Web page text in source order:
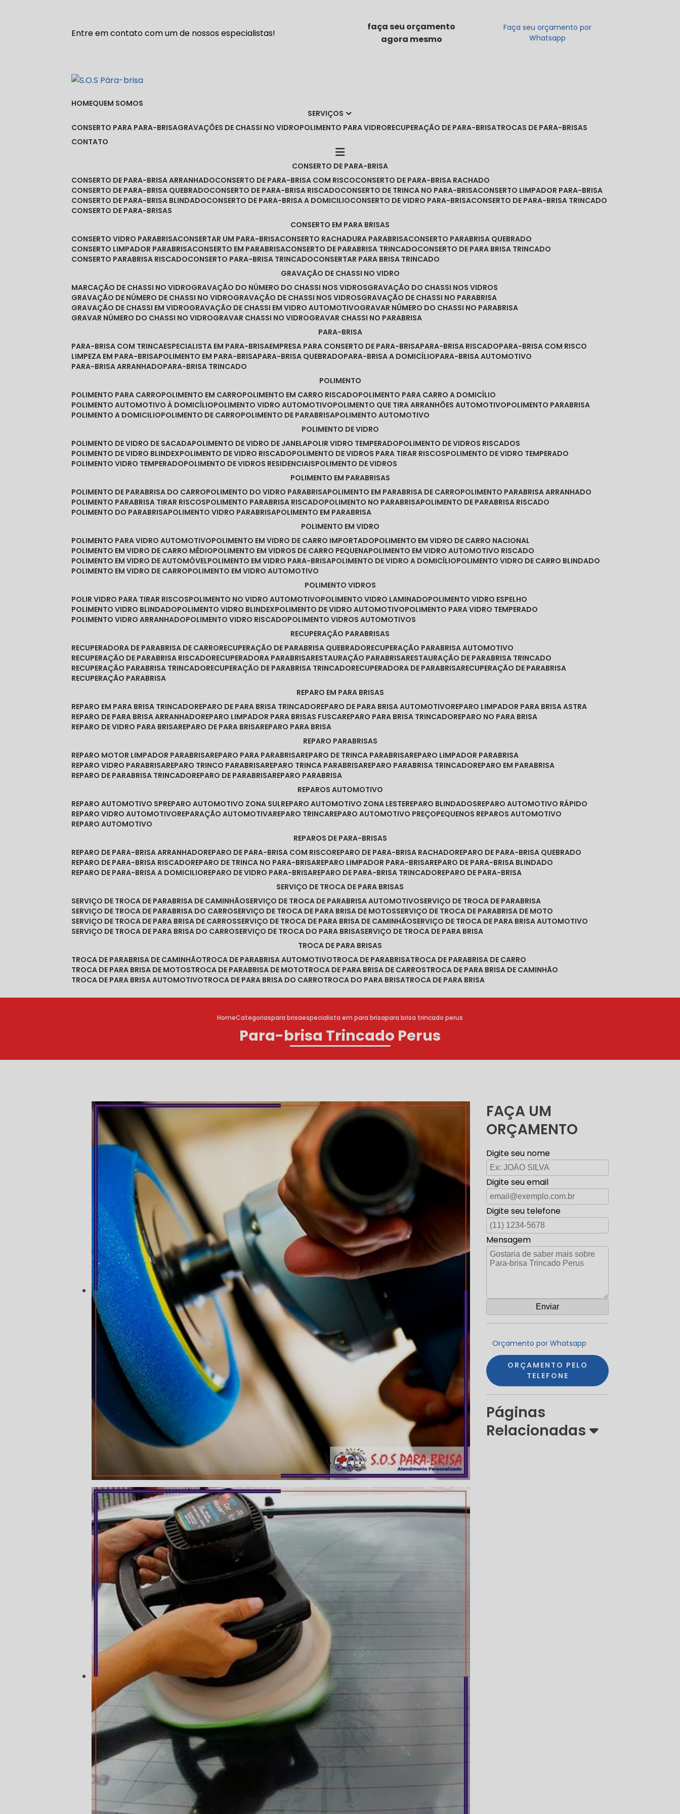
Entre em contato com um de nossos especialistas!
faça seu orçamento
agora mesmo
Faça seu orçamento por
Whatsapp
HOME
QUEM SOMOS
SERVIÇOS
CONSERTO PARA PARA-BRISA
GRAVAÇÕES DE CHASSI NO VIDRO POLIMENTO PARA VIDRO RECUPERAÇÃO DE PARA-BRISA TROCAS DE PARA-BRISAS
CONTATO
CONSERTO DE PARA-BRISA
CONSERTO DE PARA-BRISA ARRANHADO
CONSERTO DE PARA-BRISA COM RISCO
CONSERTO DE PARA-BRISA RACHADO
CONSERTO DE PARA-BRISA QUEBRADO
CONSERTO DE PARA-BRISA RISCADO CONSERTO DE TRINCA NO PARA-BRISA CONSERTO LIMPADOR PARA-BRISA
CONSERTO DE PARA-BRISA BLINDADO
CONSERTO DE PARA-BRISA A DOMICILIO CONSERTO DE VIDRO PARA-BRISA CONSERTO DE PARA-BRISA TRINCADO
CONSERTO DE PARA-BRISAS
CONSERTO EM PARA BRISAS
CONSERTO VIDRO PARABRISA CONSERTAR UM PARA-BRISA CONSERTO RACHADURA PARABRISA CONSERTO PARABRISA QUEBRADO
CONSERTO LIMPADOR PARABRISA CONSERTO EM PARABRISA CONSERTO DE PARABRISA TRINCADO
CONSERTO DE PARA BRISA TRINCADO
CONSERTO PARABRISA RISCADO
CONSERTO PARA-BRISA TRINCADO
CONSERTAR PARA BRISA TRINCADO
GRAVAÇÃO DE CHASSI NO VIDRO
MARCAÇÃO DE CHASSI NO VIDRO
GRAVAÇÃO DO NÚMERO DO CHASSI NOS VIDROS
GRAVAÇÃO DO CHASSI NOS VIDROS
GRAVAÇÃO DE NÚMERO DE CHASSI NO VIDRO
GRAVAÇÃO DE CHASSI NOS VIDROS
GRAVAÇÃO DE CHASSI NO PARABRISA
GRAVAÇÃO DE CHASSI EM VIDRO
GRAVAÇÃO DE CHASSI EM VIDRO AUTOMOTIVO
GRAVAR NÚMERO DO CHASSI NO PARABRISA
GRAVAR NÚMERO DO CHASSI NO VIDRO
GRAVAR CHASSI NO VIDRO
GRAVAR CHASSI NO PARABRISA
PARA-BRISA
PARA-BRISA COM TRINCA ESPECIALISTA EM PARA-BRISA EMPRESA PARA CONSERTO DE PARA-BRISA PARA-BRISA RISCADO PARA-BRISA COM RISCO
LIMPEZA EM PARA-BRISA POLIMENTO EM PARA-BRISA PARA-BRISA QUEBRADO PARA-BRISA A DOMICÍLIO PARA-BRISA AUTOMOTIVO
PARA-BRISA ARRANHADO PARA-BRISA TRINCADO
POLIMENTO
POLIMENTO PARA CARRO POLIMENTO EM CARRO POLIMENTO EM CARRO RISCADO POLIMENTO PARA CARRO A DOMICÍLIO
POLIMENTO AUTOMOTIVO À DOMICÍLIO POLIMENTO VIDRO AUTOMOTIVO POLIMENTO QUE TIRA ARRANHÕES AUTOMOTIVO POLIMENTO PARABRISA
POLIMENTO A DOMICILIO POLIMENTO DE CARRO POLIMENTO DE PARABRISA POLIMENTO AUTOMOTIVO
POLIMENTO DE VIDRO
POLIMENTO DE VIDRO DE SACADA POLIMENTO DE VIDRO DE JANELA POLIR VIDRO TEMPERADO POLIMENTO DE VIDROS RISCADOS
POLIMENTO DE VIDRO BLINDEX POLIMENTO DE VIDRO RISCADO POLIMENTO DE VIDROS PARA TIRAR RISCOS POLIMENTO DE VIDRO TEMPERADO
POLIMENTO VIDRO TEMPERADO POLIMENTO DE VIDROS RESIDENCIAIS POLIMENTO DE VIDROS
POLIMENTO EM PARABRISAS
POLIMENTO DE PARABRISA DO CARRO POLIMENTO DO VIDRO PARABRISA POLIMENTO EM PARABRISA DE CARRO POLIMENTO PARABRISA ARRANHADO
POLIMENTO PARABRISA TIRAR RISCOS POLIMENTO PARABRISA RISCADO POLIMENTO NO PARABRISA POLIMENTO DE PARABRISA RISCADO
POLIMENTO DO PARABRISA POLIMENTO VIDRO PARABRISA POLIMENTO EM PARABRISA
POLIMENTO EM VIDRO
POLIMENTO PARA VIDRO AUTOMOTIVO POLIMENTO EM VIDRO DE CARRO IMPORTADO POLIMENTO EM VIDRO DE CARRO NACIONAL
POLIMENTO EM VIDRO DE CARRO MÉDIO POLIMENTO EM VIDROS DE CARRO PEQUENA POLIMENTO EM VIDRO AUTOMOTIVO RISCADO
POLIMENTO EM VIDRO DE AUTOMÓVEL POLIMENTO EM VIDRO PARA-BRISA POLIMENTO DE VIDRO A DOMICÍLIO POLIMENTO VIDRO DE CARRO BLINDADO
POLIMENTO EM VIDRO DE CARRO POLIMENTO EM VIDRO AUTOMOTIVO
POLIMENTO VIDROS
POLIR VIDRO PARA TIRAR RISCOS POLIMENTO NO VIDRO AUTOMOTIVO POLIMENTO VIDRO LAMINADO POLIMENTO VIDRO ESPELHO
POLIMENTO VIDRO BLINDADO POLIMENTO VIDRO BLINDEX POLIMENTO DE VIDRO AUTOMOTIVO POLIMENTO PARA VIDRO TEMPERADO
POLIMENTO VIDRO ARRANHADO POLIMENTO VIDRO RISCADO POLIMENTO VIDROS AUTOMOTIVOS
RECUPERAÇÃO PARABRISAS
RECUPERADORA DE PARABRISA DE CARRO RECUPERAÇÃO DE PARABRISA QUEBRADO RECUPERAÇÃO PARABRISA AUTOMOTIVO
RECUPERAÇÃO DE PARABRISA RISCADO RECUPERADORA PARABRISA RESTAURAÇÃO PARABRISA RESTAURAÇÃO DE PARABRISA TRINCADO
RECUPERAÇÃO PARABRISA TRINCADO RECUPERAÇÃO DE PARABRISA TRINCADO RECUPERADORA DE PARABRISA RECUPERAÇÃO DE PARABRISA
RECUPERAÇÃO PARABRISA
REPARO EM PARA BRISAS
REPARO EM PARA BRISA TRINCADO REPARO DE PARA BRISA TRINCADO REPARO DE PARA BRISA AUTOMOTIVO REPARO LIMPADOR PARA BRISA ASTRA
REPARO DE PARA BRISA ARRANHADO REPARO LIMPADOR PARA BRISAS FUSCA REPARO PARA BRISA TRINCADO REPARO NO PARA BRISA
REPARO DE VIDRO PARA BRISA REPARO DE PARA BRISA REPARO PARA BRISA
REPARO PARABRISAS
REPARO MOTOR LIMPADOR PARABRISA REPARO PARA PARABRISA REPARO DE TRINCA PARABRISA REPARO LIMPADOR PARABRISA
REPARO VIDRO PARABRISA REPARO TRINCO PARABRISA REPARO TRINCA PARABRISA REPARO PARABRISA TRINCADO REPARO EM PARABRISA
REPARO DE PARABRISA TRINCADO REPARO DE PARABRISA REPARO PARABRISA
REPAROS AUTOMOTIVO
REPARO AUTOMOTIVO SP REPARO AUTOMOTIVO ZONA SUL REPARO AUTOMOTIVO ZONA LESTE REPARO BLINDADOS REPARO AUTOMOTIVO RÁPIDO
REPARO VIDRO AUTOMOTIVO REPARAÇÃO AUTOMOTIVA REPARO TRINCA REPARO AUTOMOTIVO PREÇO PEQUENOS REPAROS AUTOMOTIVO
REPARO AUTOMOTIVO
REPAROS DE PARA-BRISAS
REPARO DE PARA-BRISA ARRANHADO REPARO DE PARA-BRISA COM RISCO REPARO DE PARA-BRISA RACHADO REPARO DE PARA-BRISA QUEBRADO
REPARO DE PARA-BRISA RISCADO REPARO DE TRINCA NO PARA-BRISA REPARO LIMPADOR PARA-BRISA REPARO DE PARA-BRISA BLINDADO
REPARO DE PARA-BRISA A DOMICILIO REPARO DE VIDRO PARA-BRISA REPARO DE PARA-BRISA TRINCADO REPARO DE PARA-BRISA
SERVIÇO DE TROCA DE PARA BRISAS
SERVIÇO DE TROCA DE PARABRISA DE CAMINHÃO SERVIÇO DE TROCA DE PARABRISA AUTOMOTIVO SERVIÇO DE TROCA DE PARABRISA
SERVIÇO DE TROCA DE PARABRISA DO CARRO SERVIÇO DE TROCA DE PARA BRISA DE MOTOS SERVIÇO DE TROCA DE PARABRISA DE MOTO
SERVIÇO DE TROCA DE PARA BRISA DE CARROS SERVIÇO DE TROCA DE PARA BRISA DE CAMINHÃO SERVIÇO DE TROCA DE PARA BRISA AUTOMOTIVO
SERVIÇO DE TROCA DE PARA BRISA DO CARRO SERVIÇO DE TROCA DO PARA BRISA SERVIÇO DE TROCA DE PARA BRISA
TROCA DE PARA BRISAS
TROCA DE PARABRISA DE CAMINHÃO TROCA DE PARABRISA AUTOMOTIVO TROCA DE PARABRISA TROCA DE PARABRISA DE CARRO
TROCA DE PARA BRISA DE MOTOS TROCA DE PARABRISA DE MOTO TROCA DE PARA BRISA DE CARROS TROCA DE PARA BRISA DE CAMINHÃO
TROCA DE PARA BRISA AUTOMOTIVO TROCA DE PARA BRISA DO CARRO TROCA DO PARA BRISA TROCA DE PARA BRISA
HomeCategoriaspara brisaespecialista em para brisapara brisa trincado perus
Para-brisa Trincado Perus
FAÇA UM
ORÇAMENTO
Digite seu nome
Digite seu email
Digite seu telefone
Mensagem
Orçamento por Whatsapp
ORÇAMENTO PELO
TELEFONE
Páginas
Relacionadas